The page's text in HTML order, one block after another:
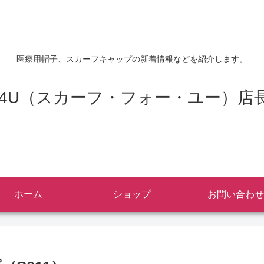
医療用帽子、スカーフキャップの新着情報などを紹介します。
（スカーフ・フォー・ユー）店
ホーム ショップ お問い合わせ